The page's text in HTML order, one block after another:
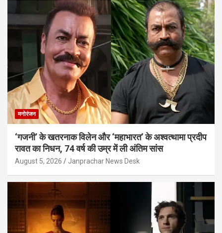
मनोरंजन
‘गजनी’ के खतरनाक विलेन और ‘महाभारत’ के अश्वत्थामा प्रदीप
रावत का निधन, 74 वर्ष की उम्र में ली अंतिम सांस
August 5, 2026 Janprachar News Desk